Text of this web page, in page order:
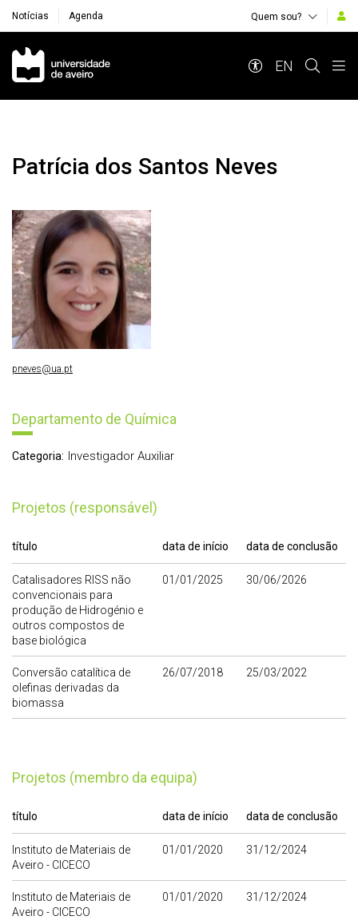
Notícias Agenda Quem sou?
Navegação Principal
EN
Patrícia dos Santos Neves
Departamento de Química
Categoria: Investigador Auxiliar
Projetos (responsável)
título data de início data de conclusão
Catalisadores RISS não
convencionais para
produção de Hidrogénio e
outros compostos de
base biológica
01/01/2025 30/06/2026
Conversão catalítica de
olefinas derivadas da
biomassa
26/07/2018 25/03/2022
Projetos (membro da equipa)
título data de início data de conclusão
Instituto de Materiais de
Aveiro - CICECO
01/01/2020 31/12/2024
Instituto de Materiais de
Aveiro - CICECO
01/01/2020 31/12/2024
pneves@ua.pt